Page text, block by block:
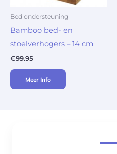
Bed ondersteuning
Bamboo bed- en
stoelverhogers – 14 cm
€99.95
Meer Info